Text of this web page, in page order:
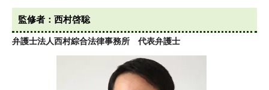
監修者：西村啓聡
弁護士法人西村綜合法律事務所 代表弁護士